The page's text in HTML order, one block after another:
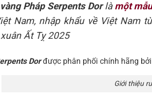
Pháp Serpents Dorlà một
Nam, nhập khẩu về Việt Nam
Ất Tỵ 2025
Dorđược phân phối chính hãng bởi
Giới thiệu